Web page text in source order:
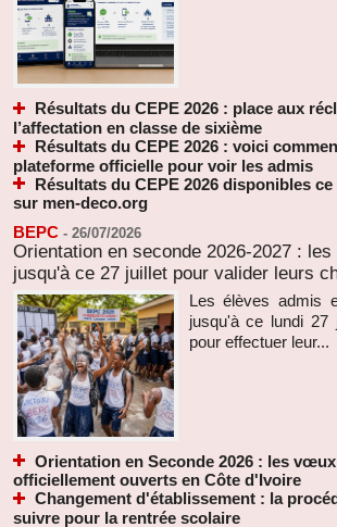
Résultats du CEPE 2026 : place aux
l’affectation en classe de sixième
Résultats du CEPE 2026 : voici
plateforme officielle pour voir les admis
Résultats du CEPE 2026 disponibles
sur men-deco.org
BEPC - 26/07/2026
Orientation en seconde 2026-2027 :
jusqu'à ce 27 juillet pour valider leurs
Les élèves admis
jusqu'à ce lundi
pour effectuer leur...
Orientation en Seconde 2026 : les
officiellement ouverts en Côte d'Ivoire
Changement d'établissement : la
suivre pour la rentrée scolaire